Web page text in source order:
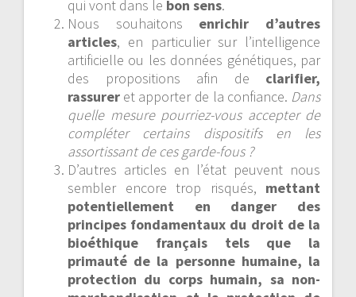
qui vont dans le bon sens.
Nous souhaitons enrichir d’autres
articles, en particulier sur l’intelligence
artificielle ou les données génétiques, par
des propositions afin de clarifier,
rassurer et apporter de la confiance. Dans
quelle mesure pourriez-vous accepter de
compléter certains dispositifs en les
assortissant de ces garde-fous ?
D’autres articles en l’état peuvent nous
sembler encore trop risqués, mettant
potentiellement en danger des
principes fondamentaux du droit de la
bioéthique français tels que la
primauté de la personne humaine, la
protection du corps humain, sa non-